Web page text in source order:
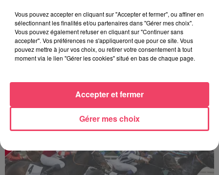
Sillé-le-Guillaume : une journée de courses au cœur de la forêt
Vous pouvez accepter en cliquant sur "Accepter et fermer", ou affiner en
sélectionnant les finalités et/ou partenaires dans "Gérer mes choix".
Vous pouvez également refuser en cliquant sur "Continuer sans
accepter". Vos préférences ne s'appliqueront que pour ce site. Vous
pouvez mettre à jour vos choix, ou retirer votre consentement à tout
moment via le lien "Gérer les cookies" situé en bas de chaque page.
Gérer mes choix
Accepter et fermer